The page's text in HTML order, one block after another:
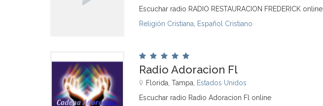
Escuchar radio RADIO RESTAURACION FREDERICK online
Religión Cristiana
Español Cristiano
Radio Adoracion Fl
Florida, Tampa,
Estados Unidos
Escuchar radio Radio Adoracion Fl online